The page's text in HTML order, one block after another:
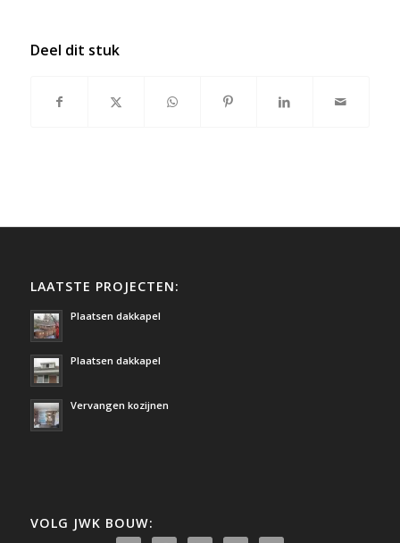
Deel dit stuk
LAATSTE PROJECTEN:
Plaatsen dakkapel
Plaatsen dakkapel
Vervangen kozijnen
VOLG JWK BOUW: